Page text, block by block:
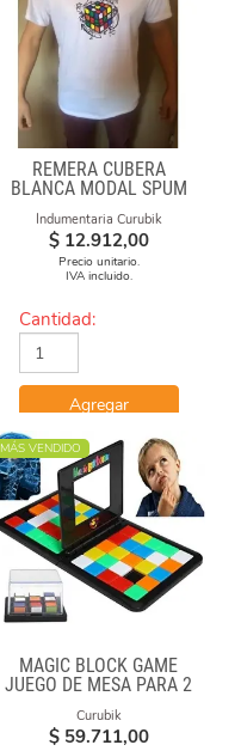
REMERA CUBERA
BLANCA MODAL SPUM
CUBO CON FORMULAS
Indumentaria Curubik
$ 12.912,00
Precio unitario.
IVA incluido.
Cantidad:
Agregar
MÁS VENDIDO
MAGIC BLOCK GAME
JUEGO DE MESA PARA 2
Curubik
$ 59.711,00